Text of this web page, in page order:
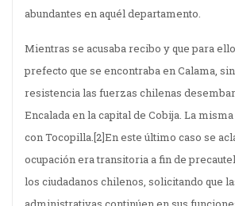
abundantes en aquél departamento.
Mientras se acusaba recibo y que para
prefecto que se encontraba en Calama,
resistencia las fuerzas chilenas
Encalada en la capital de Cobija. La
con Tocopilla.[2]En este último caso se
ocupación era transitoria a fin de
los ciudadanos chilenos, solicitando que